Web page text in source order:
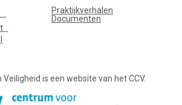
Praktijkverhalen
Documenten
is een website van het CCV.